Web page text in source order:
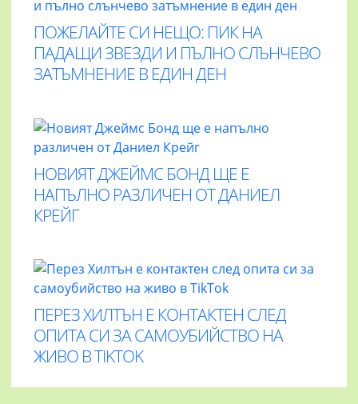
ПОЖЕЛАЙТЕ СИ НЕЩО: ПИК НА
ПАДАЩИ ЗВЕЗДИ И ПЪЛНО СЛЪНЧЕВО
ЗАТЪМНЕНИЕ В ЕДИН ДЕН
НОВИЯТ ДЖЕЙМС БОНД ЩЕ Е
НАПЪЛНО РАЗЛИЧЕН ОТ ДАНИЕЛ
КРЕЙГ
ПЕРЕЗ ХИЛТЪН Е КОНТАКТЕН СЛЕД
ОПИТА СИ ЗА САМОУБИЙСТВО НА
ЖИВО В TIKTOK